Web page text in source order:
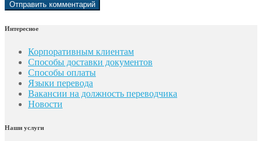
Интересное
Корпоративным клиентам
Способы доставки документов
Способы оплаты
Языки перевода
Вакансии на должность переводчика
Новости
Наши услуги